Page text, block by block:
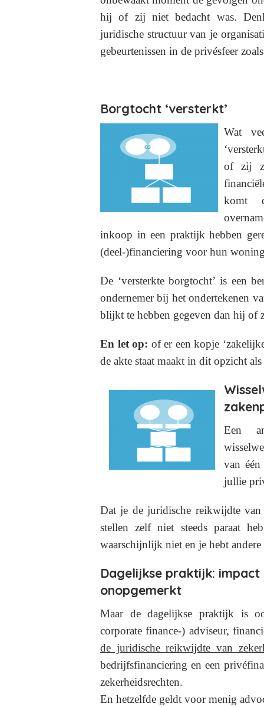
hij of zij niet bedacht was.
juridische structuur van je
gebeurtenissen in de privésfeer
Borgtocht ‘versterkt’
Wat
of zij
komt
inkoop in een praktijk hebben
(deel-)financiering voor hun
De ‘versterkte borgtocht’ is een
ondernemer bij het ondertekenen
blijkt te hebben gegeven dan hij of
En let op: of er een kopje
de akte staat maakt in dit opzicht
Een
van
jullie
Dat je de juridische reikwijdte
stellen zelf niet steeds paraat
waarschijnlijk niet en je hebt
Dagelijkse praktijk:
onopgemerkt
Maar de dagelijkse praktijk is
corporate finance-) adviseur,
de juridische reikwijdte van
bedrijfsfinanciering en een
zekerheidsrechten.
En hetzelfde geldt voor menig